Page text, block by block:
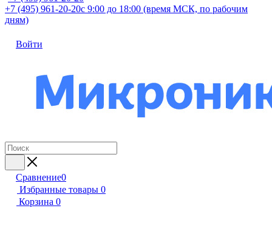
+7 (495) 961-20-20с 9:00 до 18:00 (время МСК, по рабочим
дням)
Войти
Сравнение0
Избранные товары 0
Корзина 0